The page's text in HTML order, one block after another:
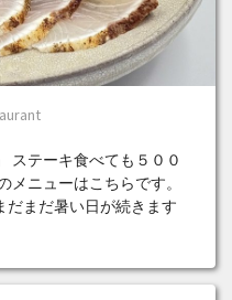
ステーキ食べても５００
メニューはこちらです。
だまだ暑い日が続きます